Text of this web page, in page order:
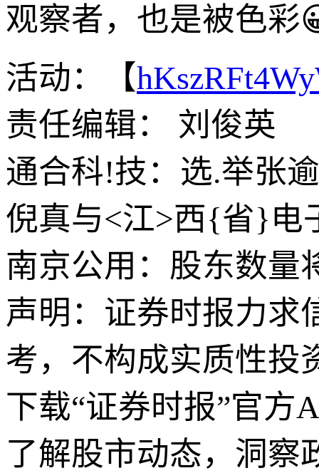
观察者，也是被色彩
活动：【
责任编辑： 刘俊英
通合科!技：选.举张
倪真与<江>西{省}电
南京公用：股东数量
声明：证券时报力求
考，不构成实质性投
下载“证券时报”官方
了解股市动态，洞察